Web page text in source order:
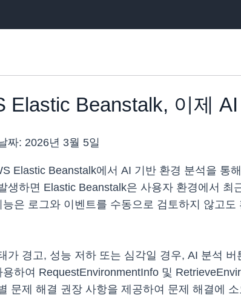
Elastic Beanstalk, 이제
짜: 2026년 3월 5일
Elastic Beanstalk에서 AI 기반 환경 분석을 통
생하면 Elastic Beanstalk은 사용자 환경에서
능은 로그와 이벤트를 수동으로 검토하지 않고
가 경고, 성능 저하 또는 심각일 경우, AI 분석
용하여 RequestEnvironmentInfo 및
문제 해결 권장 사항을 제공하여 문제 해결에